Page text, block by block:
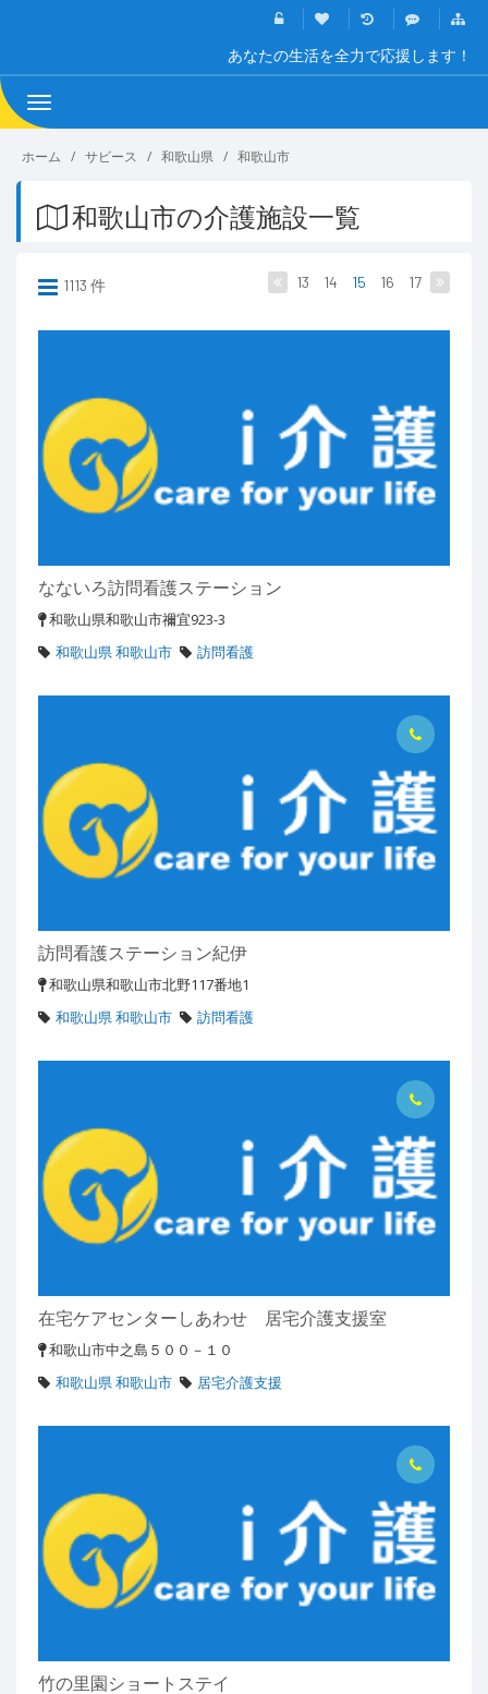
あなたの生活を全力で応援します！
Toggle
navigation
ホーム サビース 和歌山県 和歌山市
和歌山市の介護施設一覧
1113 件 13 14 15 16 17
なないろ訪問看護ステーション
和歌山県和歌山市禰宜923-3
和歌山県 和歌山市
訪問看護
訪問看護ステーション紀伊
和歌山県和歌山市北野117番地1
和歌山県 和歌山市
訪問看護
在宅ケアセンターしあわせ 居宅介護支援室
和歌山市中之島５００－１０
和歌山県 和歌山市
居宅介護支援
竹の里園ショートステイ